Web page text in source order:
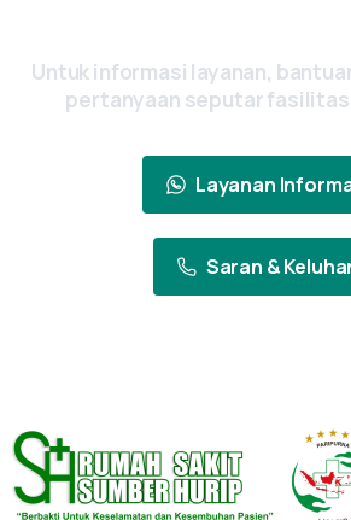
Untukinformasi layanan,
pertanyaan seputarfasilitas
Layanan
Saran &